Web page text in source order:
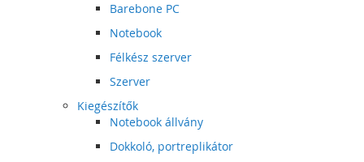
Barebone PC
Notebook
Félkész szerver
Szerver
Kiegészítők
Notebook állvány
Dokkoló, portreplikátor